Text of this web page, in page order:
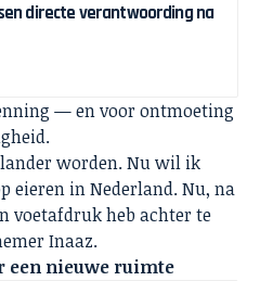
directe verantwoording na
— en voor ontmoeting
worden. Nu wil ik
eieren in Nederland. Nu, na
voetafdruk heb achter te
Inaaz.
een nieuwe ruimte